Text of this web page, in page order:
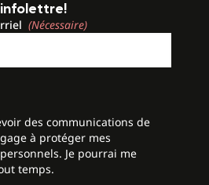
infolettre!
(Nécessaire)
des communications de
à protéger mes
Je pourrai me
temps.